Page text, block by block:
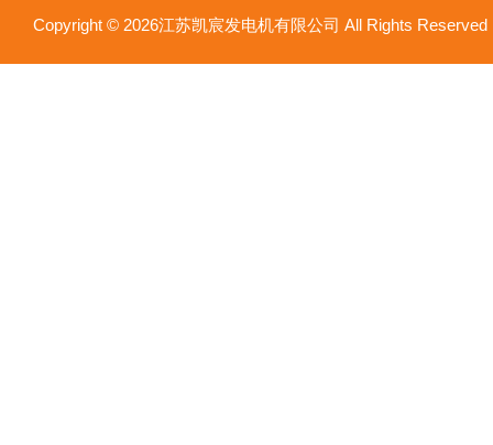
Copyright © 2026江苏凯宸发电机有限公司 All Rights